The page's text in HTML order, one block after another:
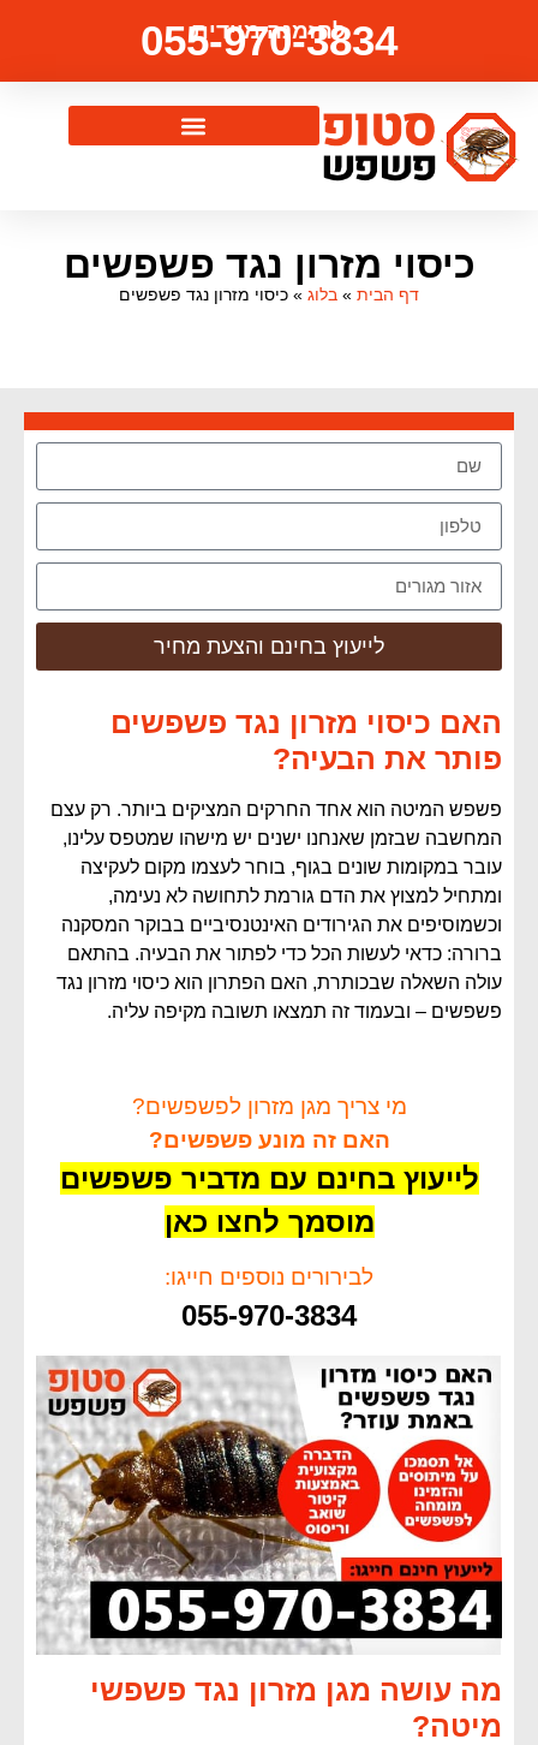
להזמנה מיידית
055-970-3834
כיסוי מזרון נגד פשפשים
דף הבית » בלוג » כיסוי מזרון נגד פשפשים
צרו איתנו קשר
לייעוץ בחינם והצעת מחיר
האם כיסוי מזרון נגד פשפשים
פותר את הבעיה?
פשפש המיטה הוא אחד החרקים המציקים ביותר. רק עצם
המחשבה שבזמן שאנחנו ישנים יש מישהו שמטפס עלינו,
עובר במקומות שונים בגוף, בוחר לעצמו מקום לעקיצה
ומתחיל למצוץ את הדם גורמת לתחושה לא נעימה,
וכשמוסיפים את הגירודים האינטנסיביים בבוקר המסקנה
ברורה: כדאי לעשות הכל כדי לפתור את הבעיה. בהתאם
עולה השאלה שבכותרת, האם הפתרון הוא כיסוי מזרון נגד
פשפשים – ובעמוד זה תמצאו תשובה מקיפה עליה.
מי צריך מגן מזרון לפשפשים?
האם זה מונע פשפשים?
לייעוץ בחינם עם מדביר פשפשים
מוסמך לחצו כאן
לבירורים נוספים חייגו:
055-970-3834
מה עושה מגן מזרון נגד פשפשי
מיטה?